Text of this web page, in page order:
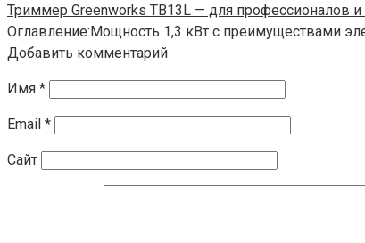
Триммер Greenworks TB13L — для профессионалов и
Оглавление:Мощность 1,3 кВт с преимуществами
Добавить комментарий
Имя *
Email *
Сайт